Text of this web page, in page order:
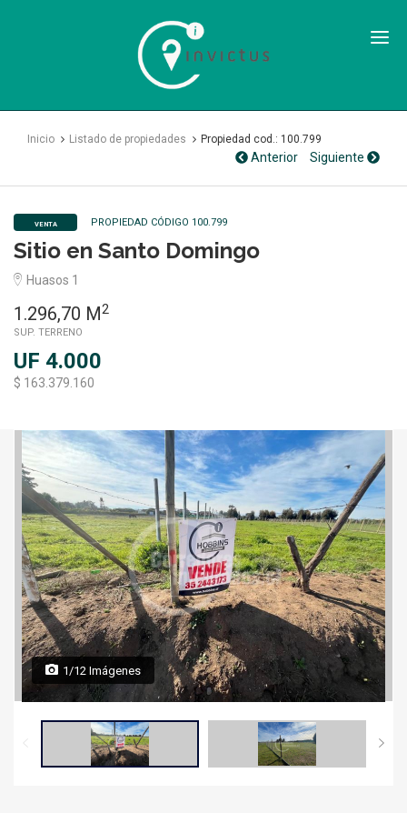
Inmobiliaria
Inicio Listado de propiedades Propiedad cod.: 100.799
Anterior Siguiente
VENTA PROPIEDAD CÓDIGO 100.799
Sitio en Santo Domingo
Huasos 1
1.296,70 M2
SUP. TERRENO
UF 4.000
$ 163.379.160
1/12 Imágenes